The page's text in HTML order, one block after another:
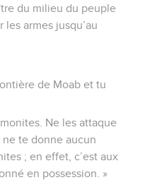
du milieu du peuple
armes jusqu’au
de Moab et tu
Ne les attaque
ne te donne aucun
; en effet, c’est aux
en possession. »